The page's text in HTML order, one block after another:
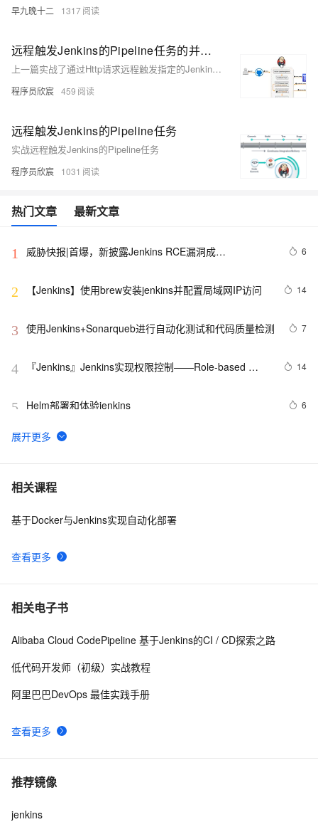
早九晚十二 1317
远程触发Jenkins的Pipeline任务的并发问题处理
上一篇实战了通过Http请求远程触发指定的Jenkins任务，并且将参数传递给Jenkins任务的Pipeline脚本使用，文末提到有个并发问题留待本文来处理
程序员欣宸 459
远程触发Jenkins的Pipeline任务
实战远程触发Jenkins的Pipeline任务
程序员欣宸 1031
热门文章 最新文章
1
威胁快报|首爆，新披露Jenkins RCE漏洞成
6
2 【Jenkins】使用brew安装jenkins并配置局域网IP访问 14
3 使用Jenkins+Sonarqueb进行自动化测试和代码质量检测 7
4
『Jenkins』Jenkins实现权限控制——Role-based
14
5 Helm部署和体验jenkins 6
6
Jenkins自动构建 CI/CD流水线学习笔记（从入门到入
7 Jenkins Pipeline 流水线方式部署 SpringBoot 项目2
8 jenkins持续集成从0入门到实战【十】jenkins集群多节
9 【DevOps】（五）Jenkins构建给企业微信推送消息
10
相关课程
查看更多
基于Docker与Jenkins实现自动化部署
相关电子书
查看更多
Alibaba Cloud CodePipeline 基于Jenkins的CI / CD探索之路
低代码开发师（初级）实战教程
阿里巴巴DevOps 最佳实践手册
推荐镜像
jenkins